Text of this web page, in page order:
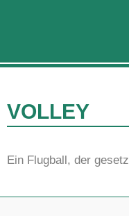
VOLLEY
Ein Flugball, der